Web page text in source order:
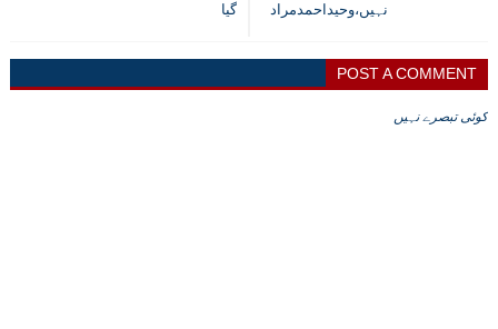
نہیں،وحیداحمدمراد
گیا
POST A COMMENT
کوئی تبصرے نہیں